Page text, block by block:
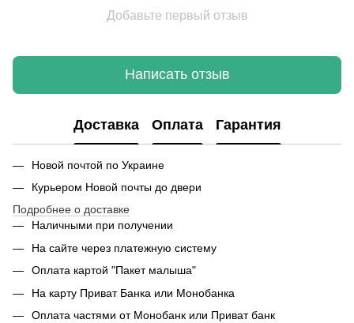
Добавьте первый отзыв
Написать отзыв
Доставка Оплата Гарантия
Новой почтой по Украине
Курьером Новой почты до двери
Подробнее о доставке
Наличными при получении
На сайте через платежную систему
Оплата картой "Пакет малыша"
На карту Приват Банка или Монобанка
Оплата частями от Монобанк или Приват банк